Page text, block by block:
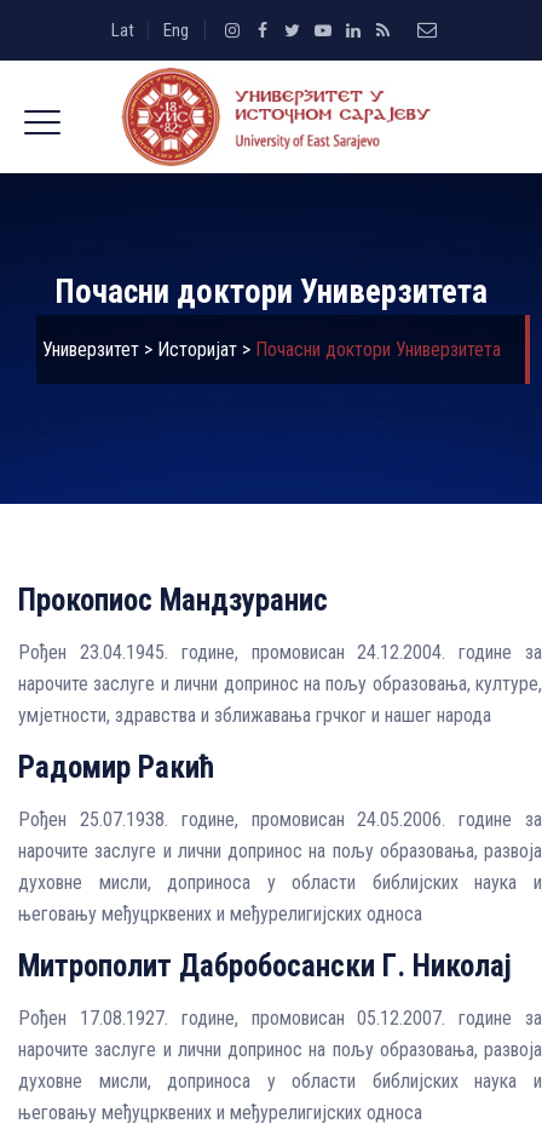
Lat Eng
Почасни доктори Универзитета
Универзитет > Историјат > Почасни доктори Универзитета
Прокопиос Мандзуранис
Рођен 23.04.1945. године, промовисан 24.12.2004. године за
нарочите заслуге и лични допринос на пољу oбразовања, културе,
умјетности, здравства и зближавања грчког и нашег народа
Радомир Ракић
Рођен 25.07.1938. године, промовисан 24.05.2006. године за
нарочите заслуге и лични допринос на пољу образовања, развоја
духовне мисли, доприноса у области библијских наука и
његовању међуцрквених и међурелигијских односа
Митрополит Дабробосански Г. Николај
Рођен 17.08.1927. године, промовисан 05.12.2007. године за
нарочите заслуге и лични допринос на пољу образовања, развоја
духовне мисли, доприноса у области библијских наука и
његовању међуцрквених и међурелигијских односа